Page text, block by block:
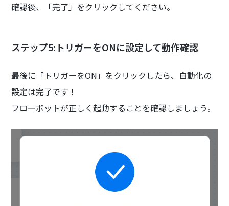
確認後、「完了」をクリックしてください。
ステップ5:トリガーをONに設定して動作確認
最後に「トリガーをON」をクリックしたら、自動化の
設定は完了です！
フローボットが正しく起動することを確認しましょう。